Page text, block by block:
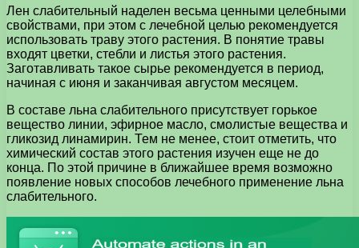
Лен слабительный наделен весьма ценными целебными
свойствами, при этом с лечебной целью рекомендуется
использовать траву этого растения. В понятие травы
входят цветки, стебли и листья этого растения.
Заготавливать такое сырье рекомендуется в период,
начиная с июня и заканчивая августом месяцем.
В составе льна слабительного присутствует горькое
вещество линии, эфирное масло, смолистые вещества и
гликозид линамирин. Тем не менее, стоит отметить, что
химический состав этого растения изучен еще не до
конца. По этой причине в ближайшее время возможно
появление новых способов лечебного применение льна
слабительного.